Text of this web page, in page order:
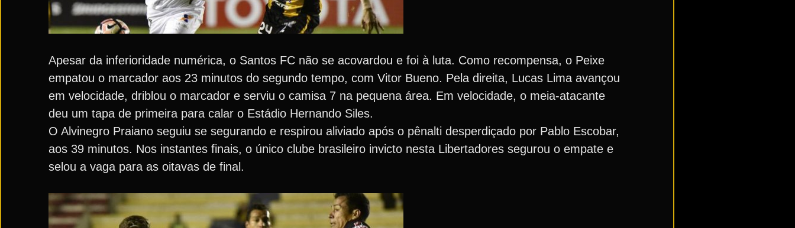
Apesar da inferioridade numérica, o Santos FC não se acovardou e foi à luta. Como recompensa, o Peixe
empatou o marcador aos 23 minutos do segundo tempo, com Vitor Bueno. Pela direita, Lucas Lima avançou
em velocidade, driblou o marcador e serviu o camisa 7 na pequena área. Em velocidade, o meia-atacante
deu um tapa de primeira para calar o Estádio Hernando Siles.
O Alvinegro Praiano seguiu se segurando e respirou aliviado após o pênalti desperdiçado por Pablo Escobar,
aos 39 minutos. Nos instantes finais, o único clube brasileiro invicto nesta Libertadores segurou o empate e
selou a vaga para as oitavas de final.